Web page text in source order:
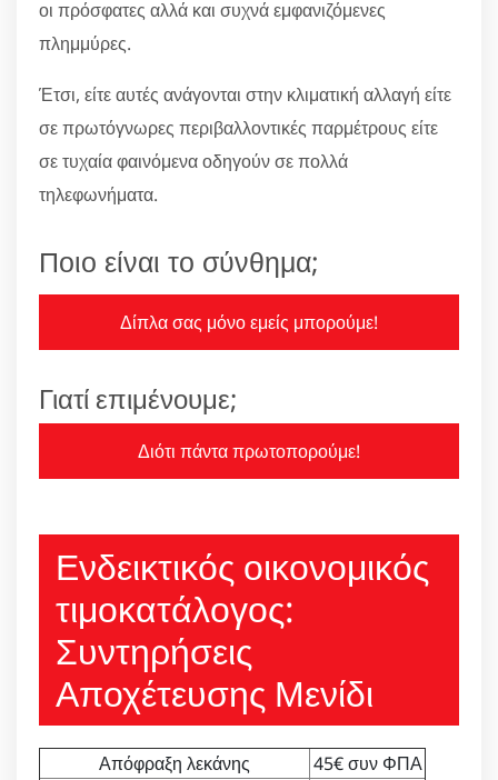
οι πρόσφατες αλλά και συχνά εμφανιζόμενες
πλημμύρες.
Έτσι, είτε αυτές ανάγονται στην κλιματική αλλαγή είτε
σε πρωτόγνωρες περιβαλλοντικές παρμέτρους είτε
σε τυχαία φαινόμενα οδηγούν σε πολλά
τηλεφωνήματα.
Ποιο είναι το σύνθημα;
Δίπλα σας μόνο εμείς μπορούμε!
Γιατί επιμένουμε;
Διότι πάντα πρωτοπορούμε!
Ενδεικτικός οικονομικός
τιμοκατάλογος:
Συντηρήσεις
Αποχέτευσης Μενίδι
Απόφραξη λεκάνης
45€ συν ΦΠΑ